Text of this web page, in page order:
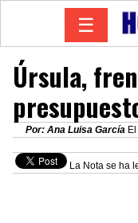
☰
Úrsula,
Por: Ana Luisa García
La Nota se ha